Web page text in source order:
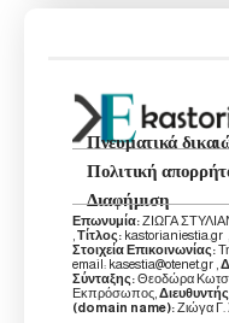
Πνευματικά
Πολιτική
Διαφήμιση
Επωνυμία:ΖΙΩΓΑ
Τίτλος: kastorianiestia.gr ,
Στοιχεία Επικοινωνίας:
email: kasestia@otenet.gr ,
Σύνταξης:Θεοδώρα
Εκπρόσωπος,
(domain name):Ζιώγα Γ.